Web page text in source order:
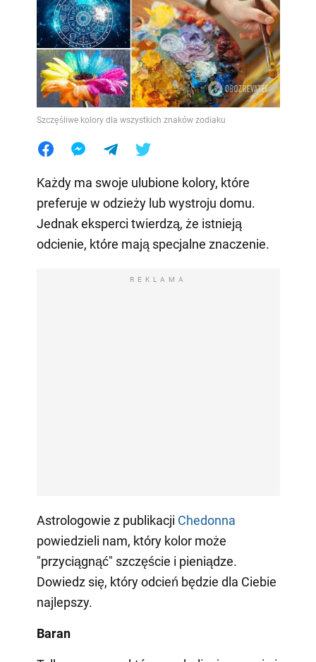
Szczęśliwe kolory dla wszystkich znaków zodiaku
Każdy ma swoje ulubione kolory, które
preferuje w odzieży lub wystroju domu.
Jednak eksperci twierdzą, że istnieją
odcienie, które mają specjalne znaczenie.
REKLAMA
Astrologowie z publikacji Сhedonna
powiedzieli nam, który kolor może
"przyciągnąć" szczęście i pieniądze.
Dowiedz się, który odcień będzie dla Ciebie
najlepszy.
Baran